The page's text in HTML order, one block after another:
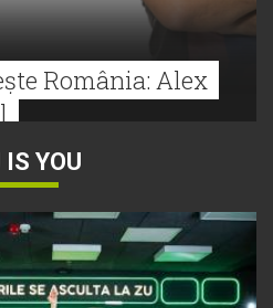
România: Alex
Hitul Monstru Al
Faydee
IS YOU